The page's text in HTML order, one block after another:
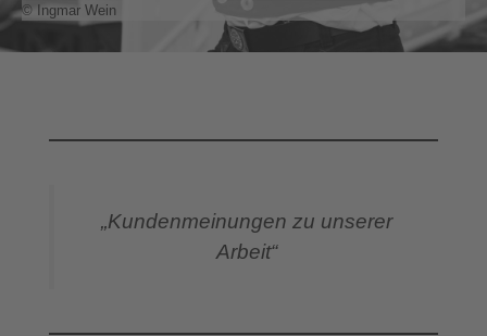
© Ingmar Wein
„Kundenmeinungen zu unserer
Arbeit“